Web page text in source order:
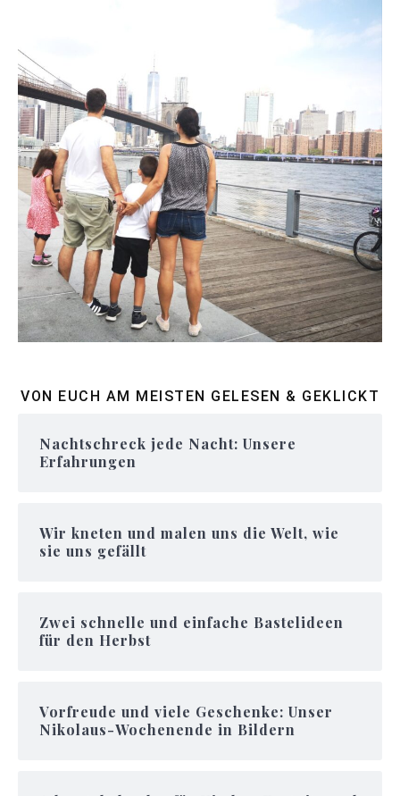
VON EUCH AM MEISTEN GELESEN & GEKLICKT
Nachtschreck jede Nacht: Unsere
Erfahrungen
Wir kneten und malen uns die Welt, wie
sie uns gefällt
Zwei schnelle und einfache Bastelideen
für den Herbst
Vorfreude und viele Geschenke: Unser
Nikolaus-Wochenende in Bildern